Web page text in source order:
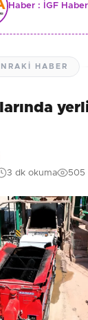
Haber : İGF Haber
HABER
3 dk okuma 505